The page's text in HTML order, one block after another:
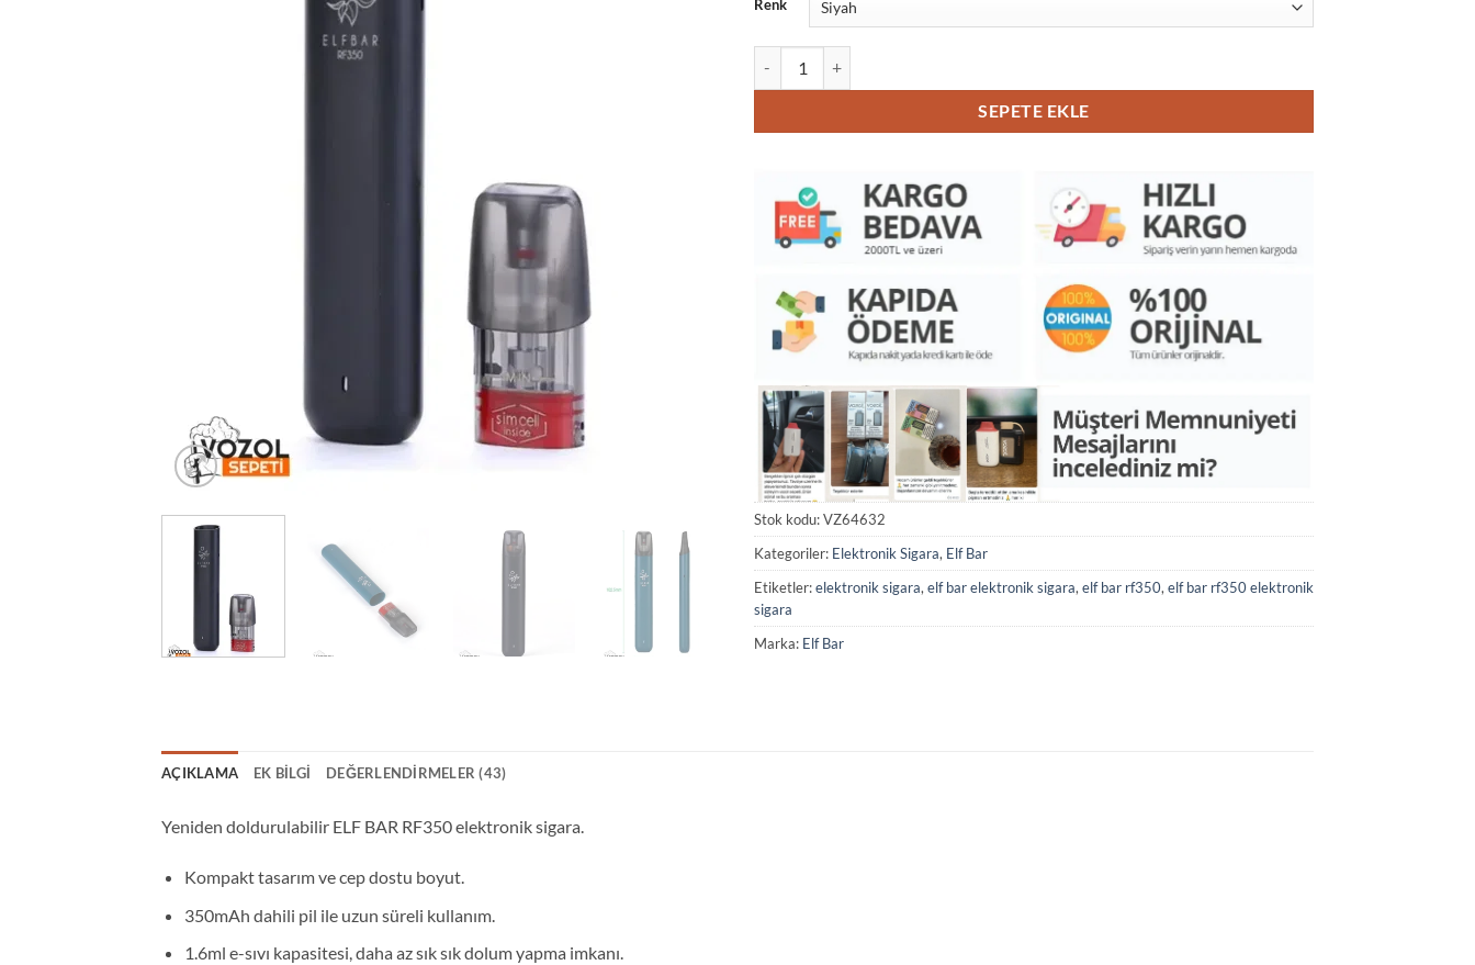
Renk
SEPETE EKLE
Stok kodu:VZ64632
Kategoriler: Elektronik Sigara, Elf Bar
Etiketler:elektronik sigara,elf bar elektronik sigara,elf bar rf350,elf bar rf350 elektronik
sigara
Marka: Elf Bar
AÇIKLAMA EK BILGI DEĞERLENDIRMELER (43)
Yeniden doldurulabilir ELF BAR RF350 elektronik sigara.
Kompakt tasarım ve cep dostu boyut.
350mAh dahili pil ile uzun süreli kullanım.
1.6ml e-sıvı kapasitesi, daha az sık sık dolum yapma imkanı.